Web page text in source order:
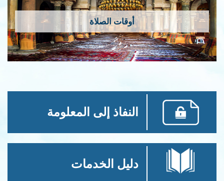
أوقات الصلاة
النفاذ إلى المعلومة
دليل الخدمات